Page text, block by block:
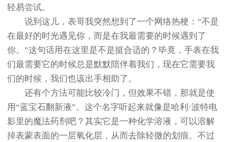
轻易尝试。
说到这儿，表哥我突然想到了一个网络热梗：“不是
在最好的时光遇见你，而是在我最需要的时候遇到了
你。”这句话用在这里是不是挺合适的？毕竟，手表在我
们最需要它的时候总是默默陪伴着我们，现在它需要我
们的时候，我们也该出手相助了。
还有个方法可能比较冷门，但效果不错，那就是使
用“蓝宝石翻新液”。这个名字听起来就像是哈利·波特电
影里的魔法药剂吧？其实它是一种化学溶液，可以溶解
掉表蒙表面的一层氧化层，从而去除轻微的划痕。不过